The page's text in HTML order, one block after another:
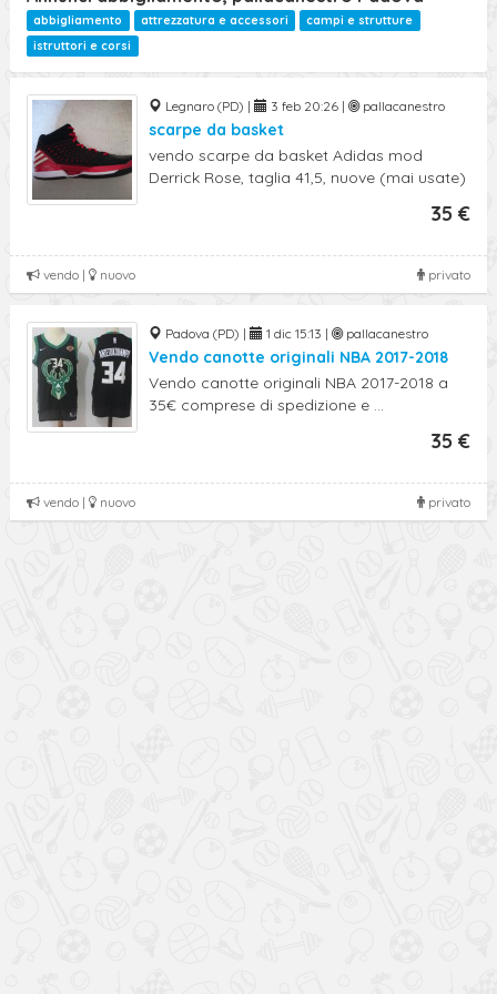
abbigliamento attrezzatura e accessori
campi e strutture
istruttori e corsi
Legnaro (PD) | 3 feb 20:26 | pallacanestro
scarpe da basket
vendo scarpe da basket Adidas mod
Derrick Rose, taglia 41,5, nuove (mai usate)
35 €
privato
vendo | nuovo
Padova (PD) | 1 dic 15:13 | pallacanestro
Vendo canotte originali NBA 2017-2018
Vendo canotte originali NBA 2017-2018 a
35€ comprese di spedizione e ...
35 €
privato
vendo | nuovo